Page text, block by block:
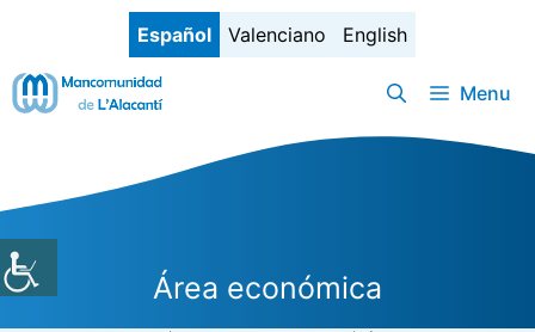
contenido
Español Valenciano English
Menu
Área económica